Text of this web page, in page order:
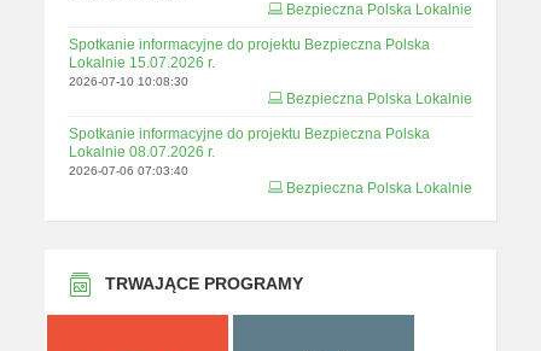
Bezpieczna Polska Lokalnie
Spotkanie informacyjne do projektu Bezpieczna Polska
Lokalnie 15.07.2026 r.
2026-07-10 10:08:30
Bezpieczna Polska Lokalnie
Spotkanie informacyjne do projektu Bezpieczna Polska
Lokalnie 08.07.2026 r.
2026-07-06 07:03:40
Bezpieczna Polska Lokalnie
TRWAJĄCE PROGRAMY